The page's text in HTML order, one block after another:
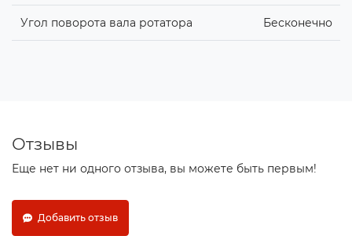
Угол поворота вала ротатора Бесконечно
Отзывы
Еще нет ни одного отзыва, вы можете быть первым!
Добавить отзыв